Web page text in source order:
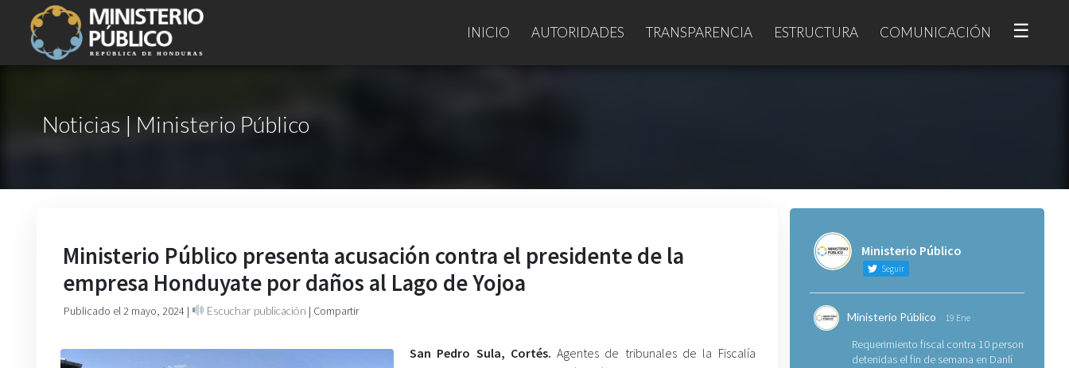
INICIO AUTORIDADES TRANSPARENCIA ESTRUCTURA COMUNICACIÓN ☰
Noticias | Ministerio Público
Ministerio Público presenta acusación contra el presidente de la
empresa Honduyate por daños al Lago de Yojoa
Publicado el 2 mayo, 2024 | Escuchar publicación | Compartir
San Pedro Sula, Cortés.Agentes de tribunales de la Fiscalía
Ministerio Público
Seguir
Ministerio Público 19 Ene
Requerimiento fiscal contra 10 personas
detenidas el fin de semana en Danlí